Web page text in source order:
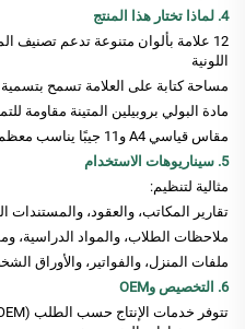
4. لماذا تختار هذا المنتج
12 علامة بألوان متنوعة تدعم
اللونية
مساحة كتابة على العلامة تسمح
مادة البولي بروبيلين المتينة مقاومة
مقاس قياسي A4 و11 جيبًا يناسب معظم الدفاتر ذات الحلقات والأنظمة الملفية
5. سيناريوهات الاستخدام
مثالية لتنظيم:
تقارير المكاتب، والعقود، والمستندات
ملاحظات الطلاب، والمواد الدراسية،
ملفات المنزل، والفواتير، والأوراق
6. التخصيص وOEM
تتوفر خدمات الإنتاج حسب الطلب (OEM) والعلامات الخاصة